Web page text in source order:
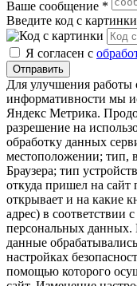
Ваше сообщение *
Введите код с картинки
Я согласен с
Отправить
Для улучшения работы
информативности мы
Яндекс Метрика.
разрешение на
обработку данных
местоположении; тип,
Браузера; тип
откуда пришел на сайт
открывает и на какие
адрес) в соответствии
персональных данных.
данные
настройках
помощью которого